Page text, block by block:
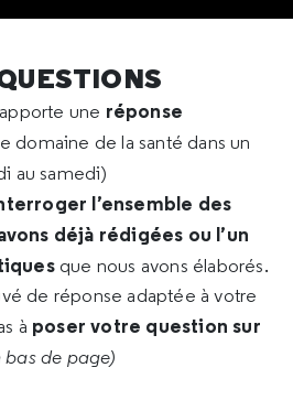
une réponse
domaine de la santé dans un
au samedi)
l’ensemble des
déjà rédigées ou l’un
que nous avons élaborés.
de réponse adaptée à votre
à poser votre question sur
bas de page)